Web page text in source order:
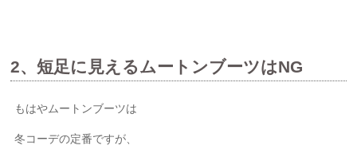
2、短足に見えるムートンブーツはNG
もはやムートンブーツは
冬コーデの定番ですが、